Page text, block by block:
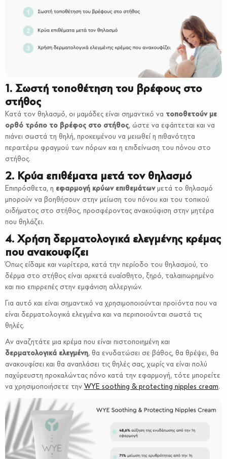
1. Σωστή τοποθέτηση του βρέφους στο
στήθος
Κατά τον θηλασμό, οι μαμάδες είναι σημαντικό να τοποθετούν με
ορθό τρόπο το βρέφος στο στήθος, ώστε να εφάπτεται και να
πιάνει σωστά τη θηλή, προκειμένου να μειωθεί η πιθανότητα
περαιτέρω φραγμού των πόρων και η επιδείνωση του πόνου στο
στήθος.
2. Κρύα επιθέματα μετά τον θηλασμό
Επιπρόσθετα, η εφαρμογή κρύων επιθεμάτωνμετά το θηλασμό
μπορούν να βοηθήσουν στην μείωση του πόνου και του τοπικού
οιδήματος στο στήθος, προσφέροντας ανακούφιση στην μητέρα
που θηλάζει.
4. Χρήση δερματολογικά ελεγμένης κρέμας
που ανακουφίζει
Όπως είδαμε και νωρίτερα, κατά την περίοδο του θηλασμού, το
δέρμα στο στήθος είναι αρκετά ευαίσθητο, ξηρό, ταλαιπωρημένο
και πιο επιρρεπές στην εμφάνιση αλλεργιών.
Για αυτό και είναι σημαντικό να χρησιμοποιούνται προϊόντα που να
είναι δερματολογικά ελεγμένα και να περιποιούνται σωστά τις
θηλές.
Αν αναζητάτε μια κρέμα που είναι πιστοποιημένη και
δερματολογικά ελεγμένη, θα ενυδατώσει σε βάθος, θα θρέψει, θα
ανακουφίσει και θα αναπλάσει τις θηλές σας, χωρίς να είναι πολύ
παχύρευστη προκαλώντας πόνο κατά την εφαρμογή, τότε μπορείτε
να χρησιμοποιήσετε την WYE soothing & protecting nipples cream.